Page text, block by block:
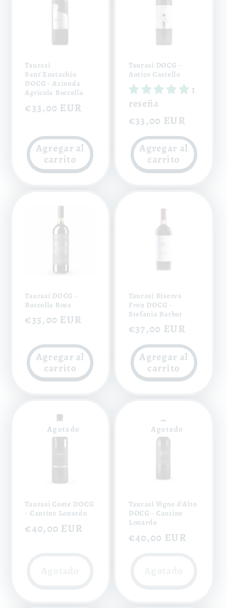
Taurasi
Sant'Eustachio
DOCG - Azienda
Agricola Boccella
Precio
€33,00 EUR
Agregar al
carrito
Taurasi DOCG -
Antico Castello
1
reseña
Precio
habitual
€33,00 EUR
Agregar al
carrito
Taurasi DOCG -
Boccella Rosa
Precio
€35,00 EUR
Agregar al
carrito
Taurasi Riserva
Fren DOCG -
Stefania Barbot
Precio
habitual
€37,00 EUR
Agregar al
carrito
Agotado
Taurasi Coste DOCG
- Cantine Lonardo
Precio
€40,00 EUR
Agotado
Taurasi Vigne d'Alto
DOCG - Cantine
Lonardo
Precio
€40,00 EUR